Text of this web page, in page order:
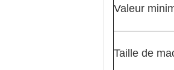
Valeur
Taille de